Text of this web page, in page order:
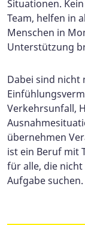
Situationen.
Team, helfen in
Menschen in
Unterstützung
Dabei sind nicht
Verkehrsunfall,
übernehmen
ist ein Beruf mit
für alle, die
Aufgabe suchen.